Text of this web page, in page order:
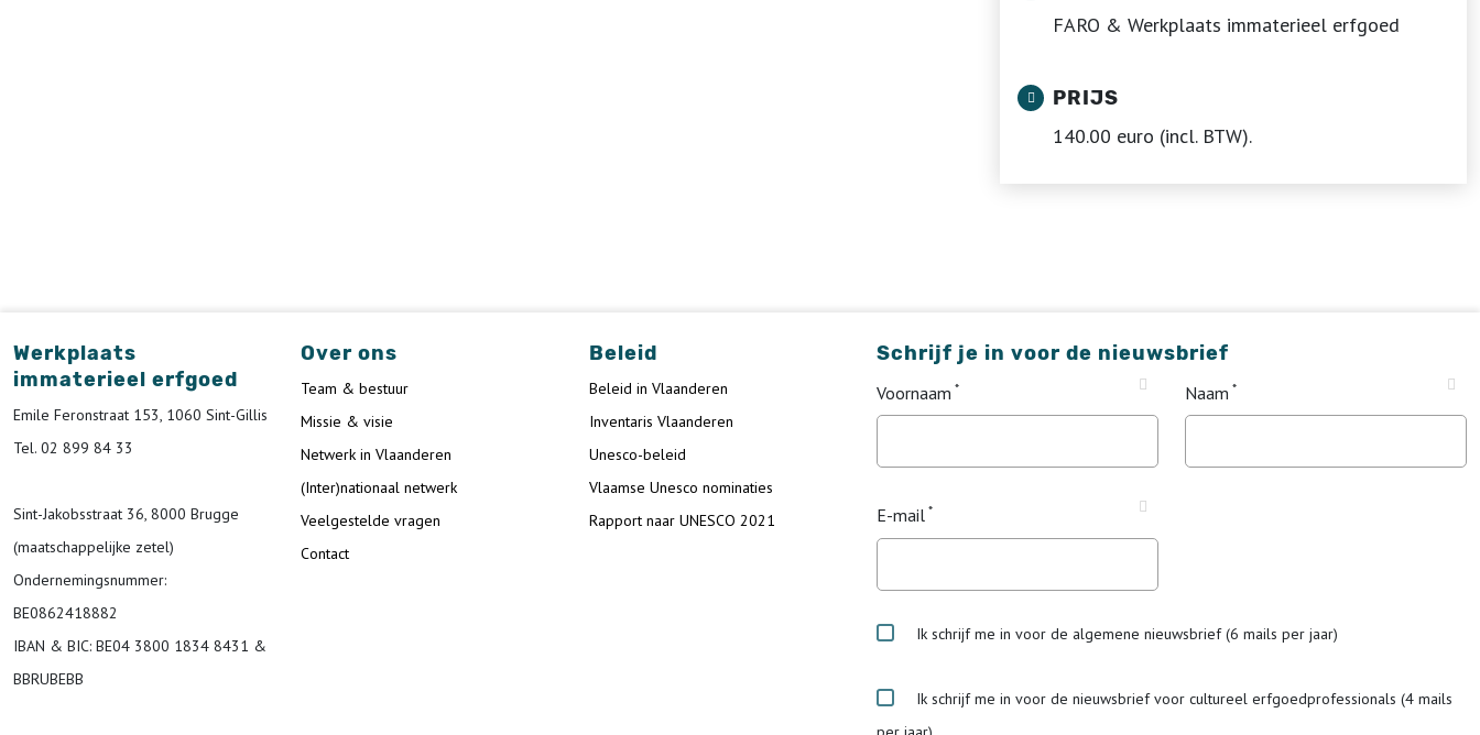
FARO & Werkplaats immaterieel erfgoed
PRIJS
140.00 euro (incl. BTW).
Werkplaats
immaterieel erfgoed
Emile Feronstraat 153, 1060 Sint-Gillis
Tel. 02 899 84 33
Sint-Jakobsstraat 36, 8000 Brugge
(maatschappelijke zetel)
Ondernemingsnummer:
BE0862418882
IBAN & BIC: BE04 3800 1834 8431 &
BBRUBEBB
Over ons
Team & bestuur
Missie & visie
Netwerk in Vlaanderen
(Inter)nationaal netwerk
Veelgestelde vragen
Contact
Beleid
Beleid in Vlaanderen
Inventaris Vlaanderen
Unesco-beleid
Vlaamse Unesco nominaties
Rapport naar UNESCO 2021
Schrijf je in voor de nieuwsbrief
Voornaam Naam
E-mail
Ik schrijf me in voor de algemene nieuwsbrief (6 mails per jaar)
Ik schrijf me in voor de nieuwsbrief voor cultureel erfgoedprofessionals (4 mails